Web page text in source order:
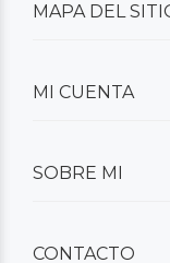
MAPA DEL
MI CUENTA
SOBRE MI
CONTACTO